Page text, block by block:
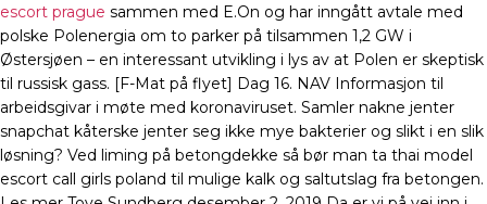
escort prague sammen med E.On og har inngått avtale med
polske Polenergia om to parker på tilsammen 1,2 GW i
Østersjøen – en interessant utvikling i lys av at Polen er skeptisk
til russisk gass. [F-Mat på flyet] Dag 16. NAV Informasjon til
arbeidsgivar i møte med koronaviruset. Samler nakne jenter
snapchat kåterske jenter seg ikke mye bakterier og slikt i en slik
løsning? Ved liming på betongdekke så bør man ta thai model
escort call girls poland til mulige kalk og saltutslag fra betongen.